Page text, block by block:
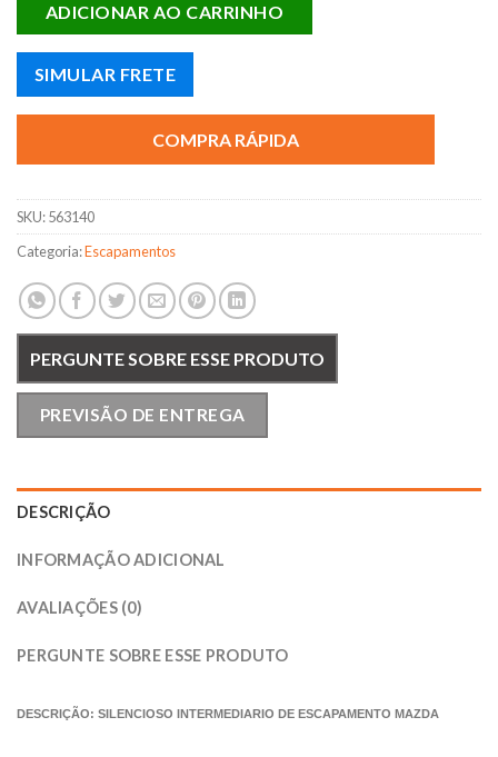
ADICIONAR AO CARRINHO
SIMULAR FRETE
COMPRA RÁPIDA
SKU:563140
Categoria:Escapamentos
PERGUNTE SOBRE ESSE PRODUTO
PREVISÃO DE ENTREGA
DESCRIÇÃO
INFORMAÇÃO ADICIONAL
AVALIAÇÕES (0)
PERGUNTE SOBRE ESSE PRODUTO
DESCRIÇÃO: SILENCIOSO INTERMEDIARIO DE ESCAPAMENTO MAZDA